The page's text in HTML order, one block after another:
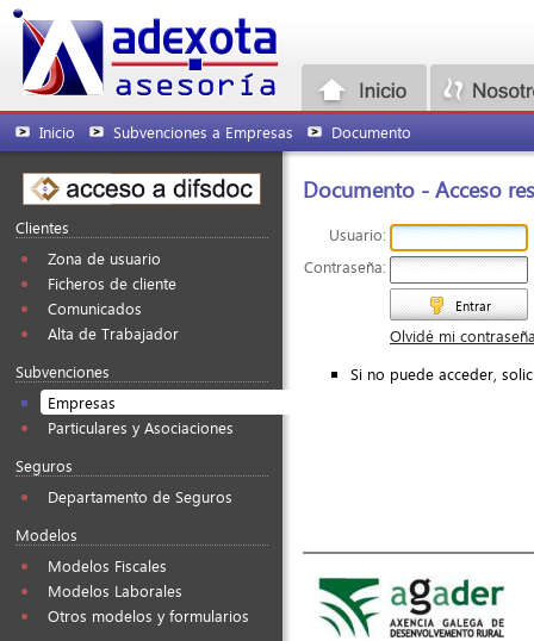
Inicio Subvenciones a Empresas Documento
Clientes
Zona de usuario
Ficheros de cliente
Comunicados
Alta de Trabajador
Subvenciones
Empresas
Particulares y Asociaciones
Seguros
Departamento de Seguros
Modelos
Modelos Fiscales
Modelos Laborales
Otros modelos y formularios
Documento - Acceso
Usuario:
Contraseña:
Entrar
Olvidé mi
Si no puede acceder,